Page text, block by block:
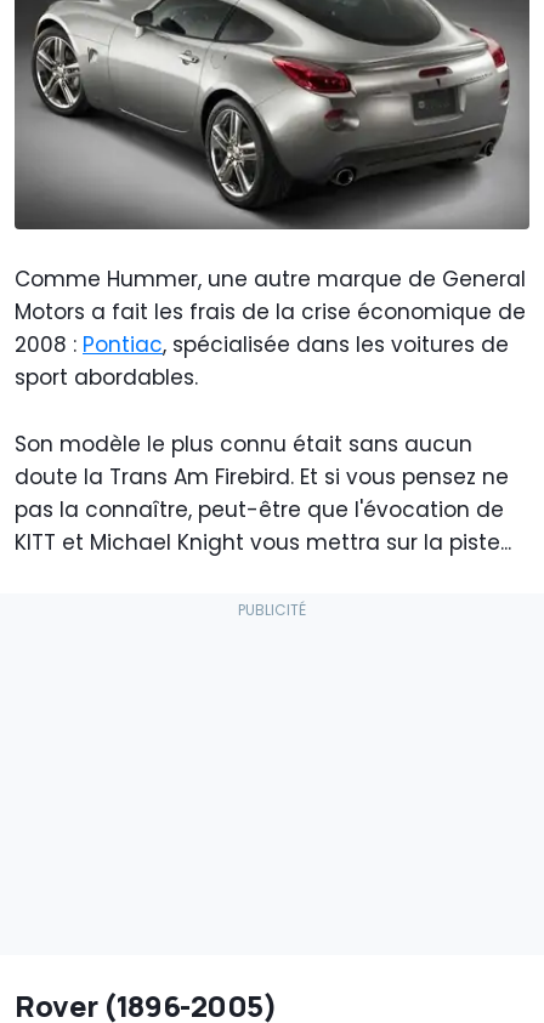
Comme Hummer, une autre marque de General
Motors a fait les frais de la crise économique de
2008 : Pontiac, spécialisée dans les voitures de
sport abordables.
Son modèle le plus connu était sans aucun
doute la Trans Am Firebird. Et si vous pensez ne
pas la connaître, peut-être que l'évocation de
KITT et Michael Knight vous mettra sur la piste...
Rover (1896-2005)